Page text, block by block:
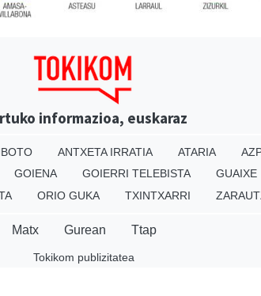
informazioa, euskaraz
ANTXETA IRRATIA ATARIA
GOIENA GOIERRI TELEBISTA GUAIXE
ORIO GUKA TXINTXARRI
Matx Gurean Ttap
Tokikom publizitatea